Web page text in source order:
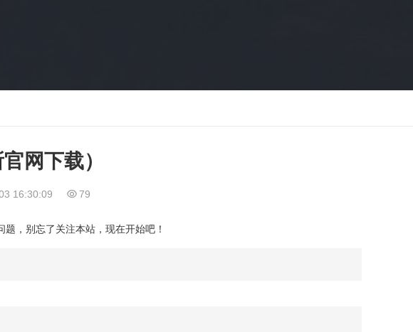
网下载）
16:30:09  79
，别忘了关注本站，现在开始吧！